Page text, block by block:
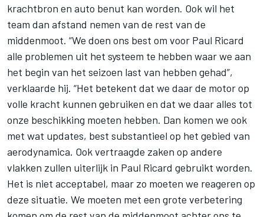
krachtbron en auto benut kan worden. Ook wil het
team dan afstand nemen van de rest van de
middenmoot. “We doen ons best om voor Paul Ricard
alle problemen uit het systeem te hebben waar we aan
het begin van het seizoen last van hebben gehad”,
verklaarde hij. “Het betekent dat we daar de motor op
volle kracht kunnen gebruiken en dat we daar alles tot
onze beschikking moeten hebben. Dan komen we ook
met wat updates, best substantieel op het gebied van
aerodynamica. Ook vertraagde zaken op andere
vlakken zullen uiterlijk in Paul Ricard gebruikt worden.
Het is niet acceptabel, maar zo moeten we reageren op
deze situatie. We moeten met een grote verbetering